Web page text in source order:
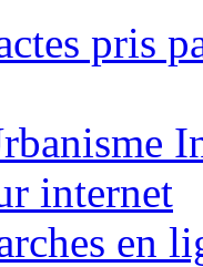
pris
internet
en